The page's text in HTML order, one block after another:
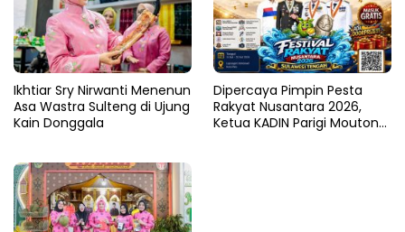
Ikhtiar Sry Nirwanti Menenun
Asa Wastra Sulteng di Ujung
Kain Donggala
Dipercaya Pimpin Pesta
Rakyat Nusantara 2026,
Ketua KADIN Parigi Moutong